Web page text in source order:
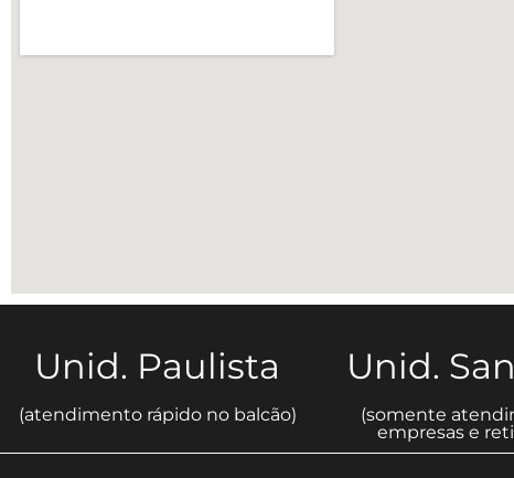
Unid. Paulista
(atendimento rápido no balcão)
Unid.
(somente
empresas e